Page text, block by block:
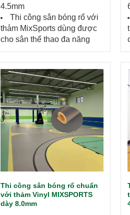
4.5mm
Thi công sân bóng rổ với
thảm MixSports dùng được
cho sân thể thao đa năng
Thi công sân bóng rổ chuẩn
với thảm Vinyl MIXSPORTS
dày 8.0mm